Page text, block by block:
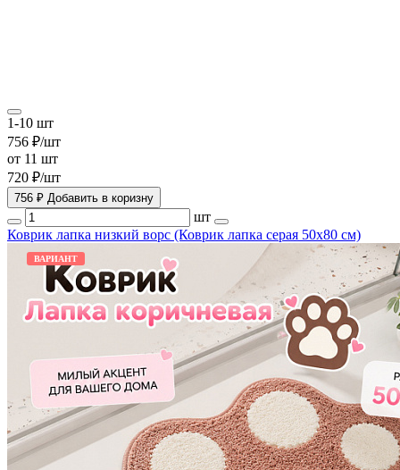
1-10 шт
756 ₽/шт
от 11 шт
720 ₽/шт
756 ₽ Добавить в коризну
шт
Коврик лапка низкий ворс (Коврик лапка серая 50х80 см)
ВАРИАНТ